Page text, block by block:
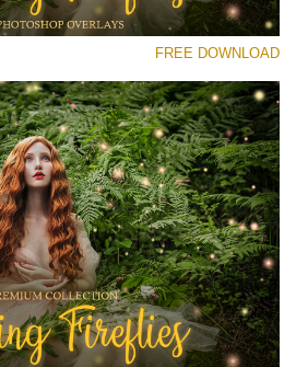
رجاء اختر
Small 800*533px
Shining Fireflies
Large 6000*4000px
Sunlight Collection
(290 Overlays)
Large 6000*4000px
FREE DOWNLOAD